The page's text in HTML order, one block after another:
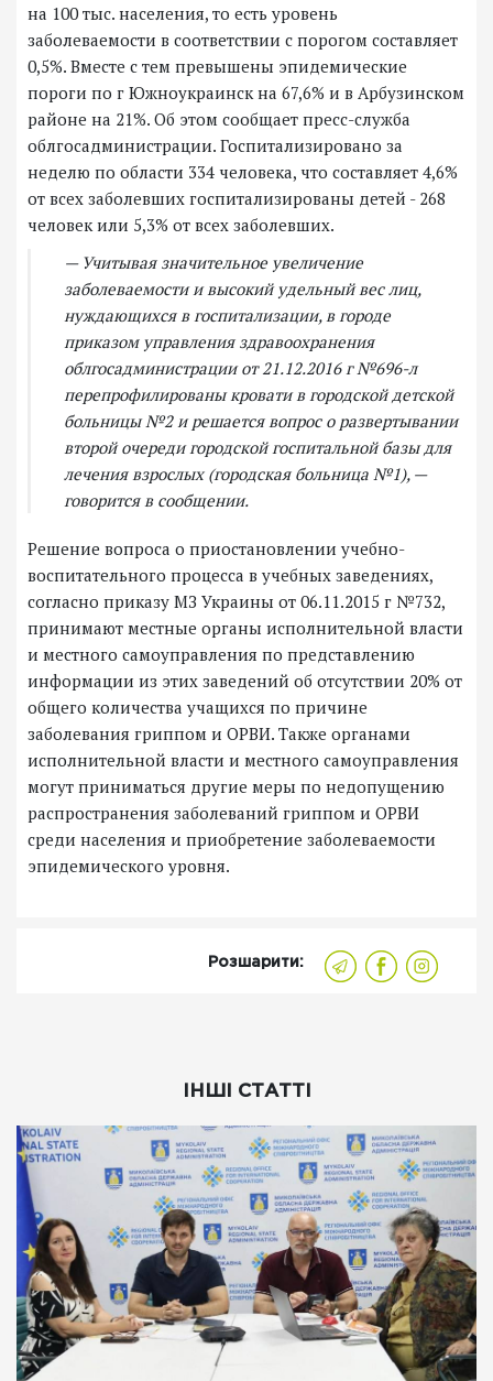
на 100 тыс. населения, то есть уровень
заболеваемости в соответствии с порогом составляет
0,5%. Вместе с тем превышены эпидемические
пороги по г Южноукраинск на 67,6% и в Арбузинском
районе на 21%. Об этом сообщает пресс-служба
облгосадминистрации. Госпитализировано за
неделю по области 334 человека, что составляет 4,6%
от всех заболевших госпитализированы детей - 268
человек или 5,3% от всех заболевших.
— Учитывая значительное увеличение
заболеваемости и высокий удельный вес лиц,
нуждающихся в госпитализации, в городе
приказом управления здравоохранения
облгосадминистрации от 21.12.2016 г №696-л
перепрофилированы кровати в городской детской
больницы №2 и решается вопрос о развертывании
второй очереди городской госпитальной базы для
лечения взрослых (городская больница №1), —
говорится в сообщении.
Решение вопроса о приостановлении учебно-
воспитательного процесса в учебных заведениях,
согласно приказу МЗ Украины от 06.11.2015 г №732,
принимают местные органы исполнительной власти
и местного самоуправления по представлению
информации из этих заведений об отсутствии 20% от
общего количества учащихся по причине
заболевания гриппом и ОРВИ. Также органами
исполнительной власти и местного самоуправления
могут приниматься другие меры по недопущению
распространения заболеваний гриппом и ОРВИ
среди населения и приобретение заболеваемости
эпидемического уровня.
Розшарити:
ІНШІ СТАТТІ